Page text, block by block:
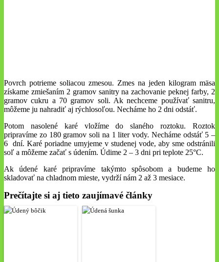
Povrch potrieme soliacou zmesou. Zmes na jeden kilogram mäsa
získame zmiešaním 2 gramov sanitry na zachovanie peknej farby, 2
gramov cukru a 70 gramov soli. Ak nechceme používať sanitru,
môžeme ju nahradiť aj rýchlosoľou. Necháme ho 2 dni odstáť.
Potom nasolené karé vložíme do slaného roztoku. Roztok
pripravíme zo 180 gramov soli na 1 liter vody. Necháme odstáť 5 –
6 dní. Karé poriadne umyjeme v studenej vode, aby sme odstránili
soľ a môžeme začať s údením. Údime 2 – 3 dni pri teplote 25°C.
Ak údené karé pripravíme takýmto spôsobom a budeme ho
skladovať na chladnom mieste, vydrží nám 2 až 3 mesiace.
Prečítajte si aj tieto zaujímavé články